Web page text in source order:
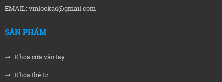
EMAIL: vinlockad@gmail.com
SẢN PHẨM
Khóa cửa vân tay
Khóa thẻ từ